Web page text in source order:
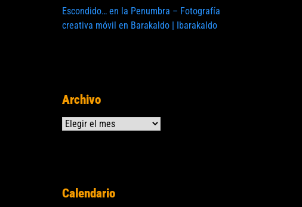
Escondido… en la Penumbra – Fotografía
creativa móvil en Barakaldo | Ibarakaldo
Archivo
Archivos
Calendario